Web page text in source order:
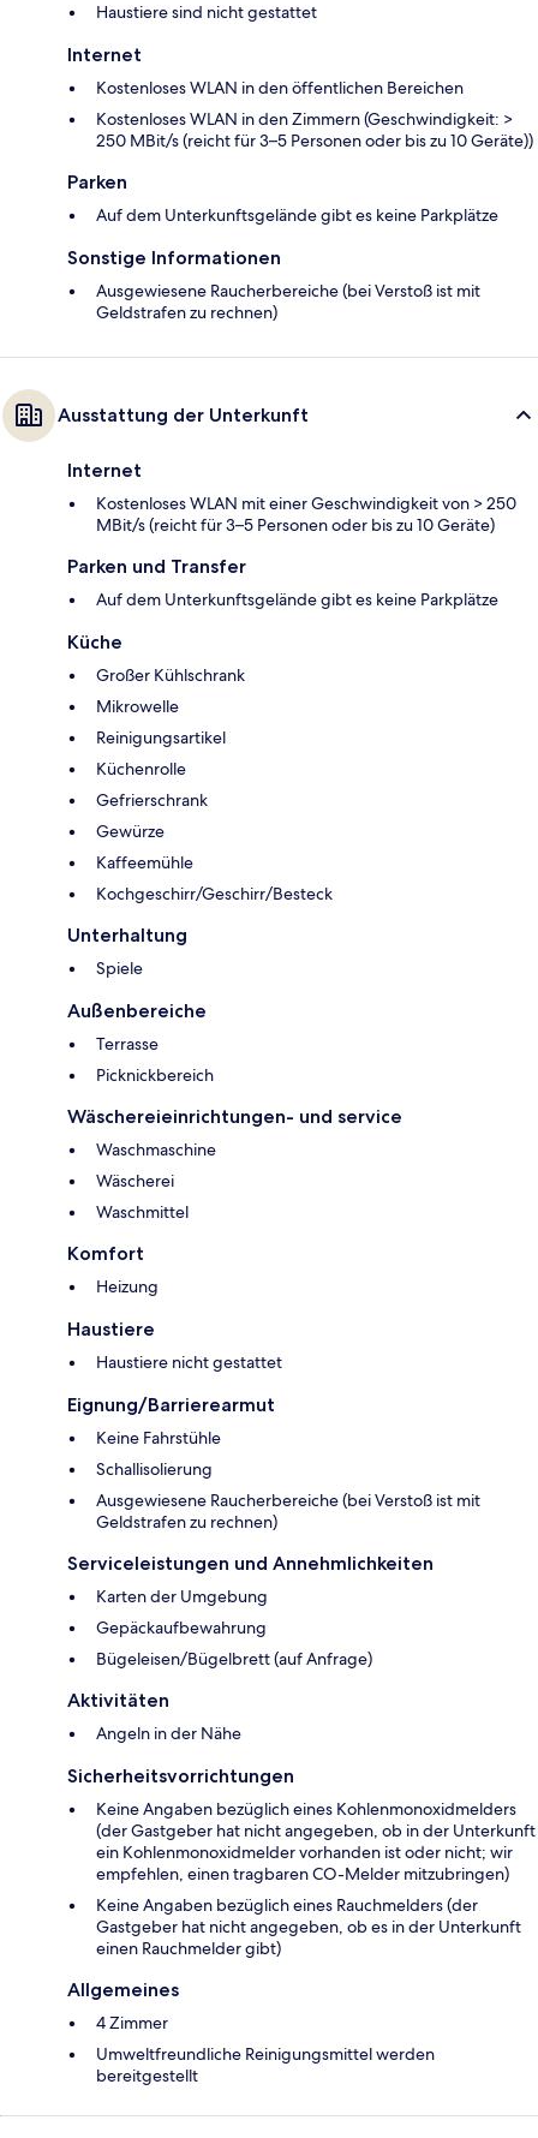
Haustiere sind nicht gestattet
Internet
Kostenloses WLAN in den öffentlichen Bereichen
Kostenloses WLAN in den Zimmern (Geschwindigkeit: >
250 MBit/s (reicht für 3–5 Personen oder bis zu 10 Geräte))
Parken
Auf dem Unterkunftsgelände gibt es keine Parkplätze
Sonstige Informationen
Ausgewiesene Raucherbereiche (bei Verstoß ist mit
Geldstrafen zu rechnen)
Ausstattung der Unterkunft
Internet
Kostenloses WLAN mit einer Geschwindigkeit von > 250
MBit/s (reicht für 3–5 Personen oder bis zu 10 Geräte)
Parken und Transfer
Auf dem Unterkunftsgelände gibt es keine Parkplätze
Küche
Großer Kühlschrank
Mikrowelle
Reinigungsartikel
Küchenrolle
Gefrierschrank
Gewürze
Kaffeemühle
Kochgeschirr/Geschirr/Besteck
Unterhaltung
Spiele
Außenbereiche
Terrasse
Picknickbereich
Wäschereieinrichtungen- und service
Waschmaschine
Wäscherei
Waschmittel
Komfort
Heizung
Haustiere
Haustiere nicht gestattet
Eignung/Barrierearmut
Keine Fahrstühle
Schallisolierung
Ausgewiesene Raucherbereiche (bei Verstoß ist mit
Geldstrafen zu rechnen)
Serviceleistungen und Annehmlichkeiten
Karten der Umgebung
Gepäckaufbewahrung
Bügeleisen/Bügelbrett (auf Anfrage)
Aktivitäten
Angeln in der Nähe
Sicherheitsvorrichtungen
Keine Angaben bezüglich eines Kohlenmonoxidmelders
(der Gastgeber hat nicht angegeben, ob in der Unterkunft
ein Kohlenmonoxidmelder vorhanden ist oder nicht; wir
empfehlen, einen tragbaren CO-Melder mitzubringen)
Keine Angaben bezüglich eines Rauchmelders (der
Gastgeber hat nicht angegeben, ob es in der Unterkunft
einen Rauchmelder gibt)
Allgemeines
4 Zimmer
Umweltfreundliche Reinigungsmittel werden
bereitgestellt